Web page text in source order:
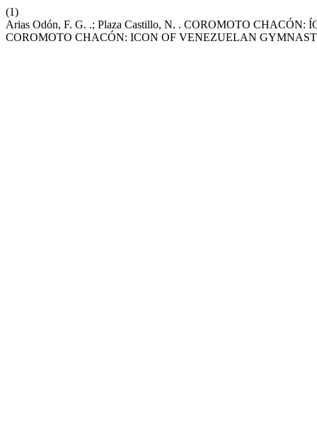
(1)
Arias Odón, F. G. .; Plaza Castillo, N. . COROMOTO
COROMOTO CHACÓN: ICON OF VENEZUELAN